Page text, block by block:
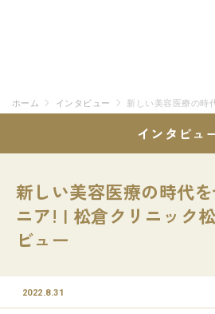
ホーム インタビュー 新しい美容医療の時
インタビュ
新しい美容医療の時代
ニア! | 松倉クリニック
ビュー
2022.8.31